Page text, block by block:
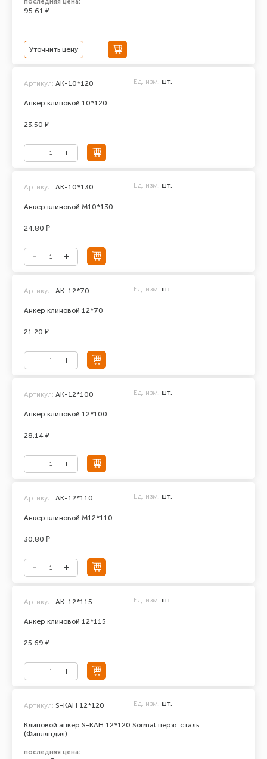
95.61 ₽
Уточнить цену
Анкер клиновой 10*120
Артикул: АК-10*120 Ед. изм. шт.
23.50 ₽
Анкер клиновой М10*130
Артикул: АК-10*130 Ед. изм. шт.
24.80 ₽
Анкер клиновой 12*70
Артикул: АК-12*70 Ед. изм. шт.
21.20 ₽
Анкер клиновой 12*100
Артикул: АК-12*100 Ед. изм. шт.
28.14 ₽
Анкер клиновой М12*110
Артикул: AK-12*110 Ед. изм. шт.
30.80 ₽
Анкер клиновой 12*115
Артикул: АК-12*115 Ед. изм. шт.
25.69 ₽
Клиновой анкер S-KAH 12*120 Sormat нерж. сталь
(Финляндия)
Артикул: S-KAH 12*120 Ед. изм. шт.
последняя цена: